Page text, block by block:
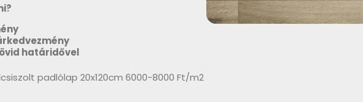
határidővel
padlólap 20x120cm 6000-8000 Ft/m2